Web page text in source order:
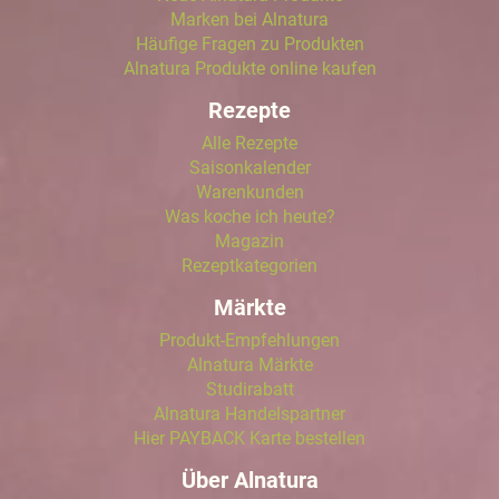
Marken bei Alnatura
Häufige Fragen zu Produkten
Alnatura Produkte online kaufen
Rezepte
Alle Rezepte
Saisonkalender
Warenkunden
Was koche ich heute?
Magazin
Rezeptkategorien
Märkte
Produkt-Empfehlungen
Alnatura Märkte
Studirabatt
Alnatura Handelspartner
Hier PAYBACK Karte bestellen
Über Alnatura